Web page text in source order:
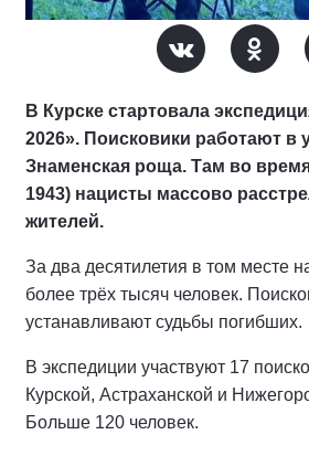
В Курске стартовала
2026». Поисковики работают в
Знаменская роща. Там во
1943) нацисты массово
жителей.
За два десятилетия в том месте
более трёх тысяч человек.
устанавливают судьбы погибших.
В экспедиции участвуют 17
Курской, Астраханской и
Больше 120 человек.